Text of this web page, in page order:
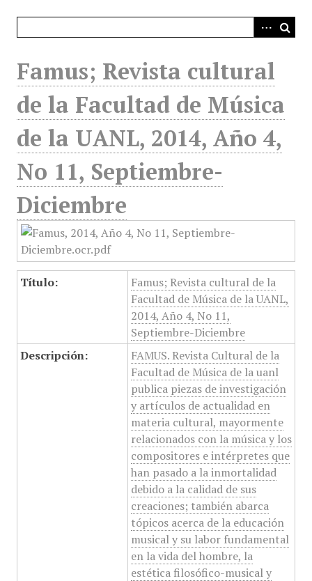
Famus; Revista cultural
de la Facultad de Música
de la UANL, 2014, Año 4,
No 11, Septiembre-
Diciembre
Título:
Famus; Revista cultural de la
Facultad de Música de la UANL,
2014, Año 4, No 11,
Septiembre-Diciembre
Descripción:
FAMUS. Revista Cultural de la
Facultad de Música de la uanl
publica piezas de investigación
y artículos de actualidad en
materia cultural, mayormente
relacionados con la música y los
compositores e intérpretes que
han pasado a la inmortalidad
debido a la calidad de sus
creaciones; también abarca
tópicos acerca de la educación
musical y su labor fundamental
en la vida del hombre, la
estética filosófico-musical y